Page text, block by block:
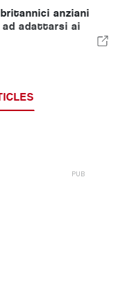
anziani
adattarsi ai
delle impronte